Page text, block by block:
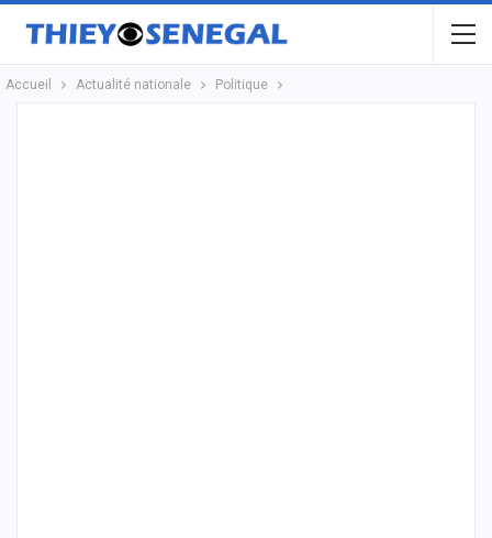
Accueil Actualité nationale Politique